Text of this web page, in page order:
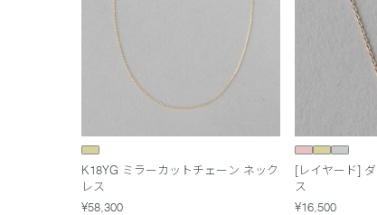
K18YG ミラーカットチェーン ネック
レス
¥58,300
[レイヤード]
ス
¥16,500